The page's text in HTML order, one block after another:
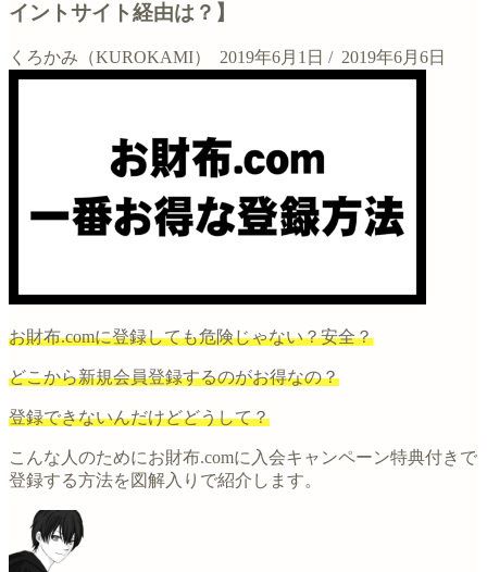
イントサイト経由は？】
くろかみ（KUROKAMI） 2019年6月1日 / 2019年6月6日
お財布.comに登録しても危険じゃない？安全？
どこから新規会員登録するのがお得なの？
登録できないんだけどどうして？
こんな人のためにお財布.comに入会キャンペーン特典付きで
登録する方法を図解入りで紹介します。